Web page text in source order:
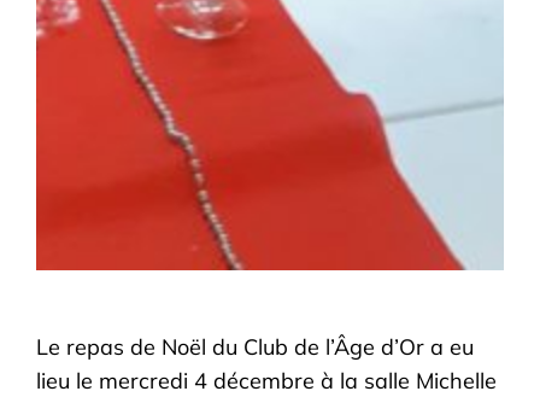
Le repas de Noël du Club de l’Âge d’Or a eu
lieu le mercredi 4 décembre à la salle Michelle